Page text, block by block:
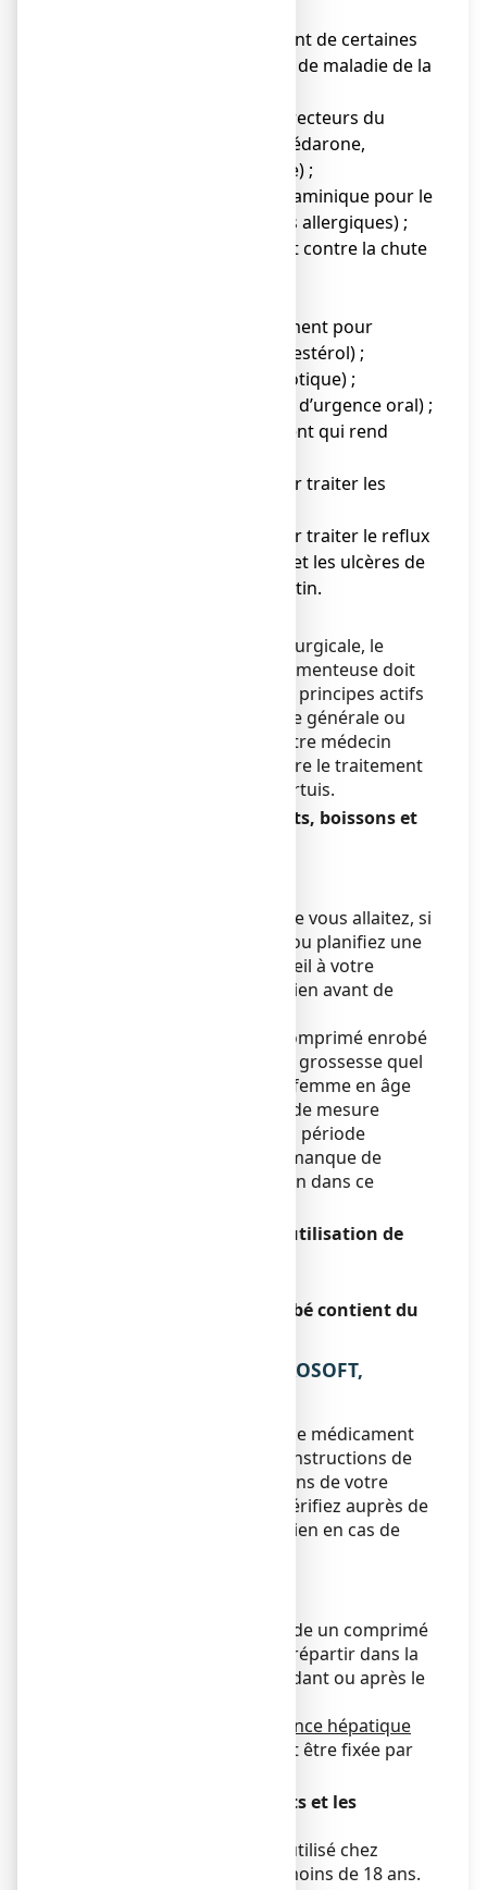
● Cyprotérone (traitement de certaines
maladies hormonales et de maladie de la
● Des médicaments correcteurs du
rythme cardiaque (dronédarone,
ivabradine, propafénone) ;
● Féxofénadine (antihistaminique pour le
traitement des réactions allergiques) ;
● Finastéride (traitement contre la chute
● Simvastatine (médicament pour
diminuer le taux de cholestérol) ;
● Télithromycine (antibiotique) ;
● Ulipristal (contraceptif d’urgence oral) ;
● Midazolam (médicament qui rend
● Des médicaments pour traiter les
● Des médicaments pour traiter le reflux
gastro-oesophagien et les ulcères de
l’estomac et de l’intestin.
Avant une intervention chirurgicale, le
risque d’interaction médicamenteuse doit
être évalué en fonction des principes actifs
utilisés pour une anesthésie générale ou
régionale. Si nécessaire, votre médecin
pourra décider de suspendre le traitement
avec l’extrait sec de millepertuis.
PROSOFT avec des aliments, boissons et
Si vous êtes enceinte ou que vous allaitez, si
vous pensez être enceinte ou planifiez une
grossesse, demandez conseil à votre
médecin ou votre pharmacien avant de
L’utilisation de PROSOFT, comprimé enrobé
est déconseillée pendant la grossesse quel
qu’en soit le terme, chez la femme en âge
de procréer n’utilisant pas de mesure
contraceptive et pendant la période
d’allaitement en raison du manque de
données sur l’administration dans ce
Conduite de véhicules et utilisation de
PROSOFT, comprimé enrobé contient du
3. COMMENT PRENDRE PROSOFT,
Veillez à toujours prendre ce médicament
en suivant exactement les instructions de
cette notice ou les indications de votre
médecin ou pharmacien. Vérifiez auprès de
votre médecin ou pharmacien en cas de
La dose recommandée est de un comprimé
deux à trois fois par jour à répartir dans la
journée de préférence pendant ou après le
Patients atteints d’insuffisance hépatique
: la posologie doit être fixée par
Utilisation chez les enfants et les
PROSOFT ne doit pas être utilisé chez
l’enfant et l’adolescent de moins de 18 ans.